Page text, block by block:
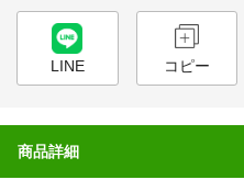
LINE コピー
商品詳細